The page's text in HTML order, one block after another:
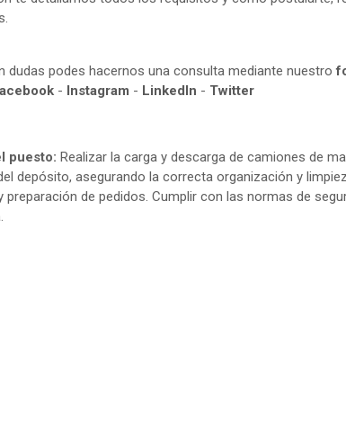
dudas podes hacernos una consulta mediante nuestro
- Instagram - LinkedIn - Twitter
puesto: Realizar la carga y descarga de camiones de
depósito, asegurando la correcta organización y
preparación de pedidos. Cumplir con las normas de